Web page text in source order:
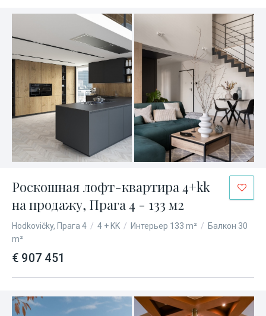
Роскошная лофт-квартира 4+kk
на продажу, Прага 4 - 133 м2
Hodkovičky, Прага 4 / 4 + KK / Интерьер 133 m² / Балкон 30
m²
€ 907 451